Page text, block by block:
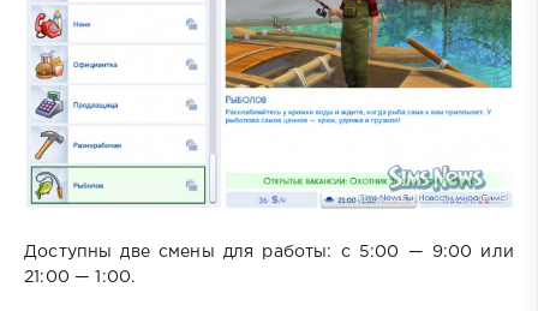
Доступны две смены для работы: с 5:00 — 9:00 или
21:00 — 1:00.